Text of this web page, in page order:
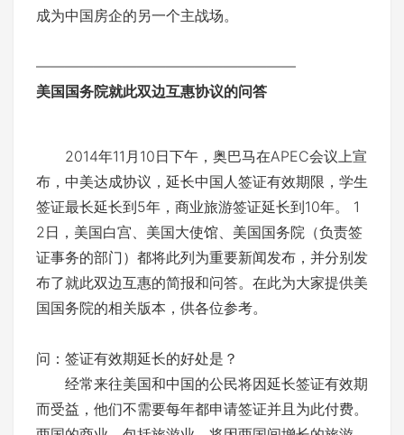
成为中国房企的另一个主战场。
——————————————————
美国国务院就此双边互惠协议的问答
2014年11月10日下午，奥巴马在APEC会议上宣
布，中美达成协议，延长中国人签证有效期限，学生
签证最长延长到5年，商业旅游签证延长到10年。 1
2日，美国白宫、美国大使馆、美国国务院（负责签
证事务的部门）都将此列为重要新闻发布，并分别发
布了就此双边互惠的简报和问答。在此为大家提供美
国国务院的相关版本，供各位参考。
问：签证有效期延长的好处是？
经常来往美国和中国的公民将因延长签证有效期
而受益，他们不需要每年都申请签证并且为此付费。